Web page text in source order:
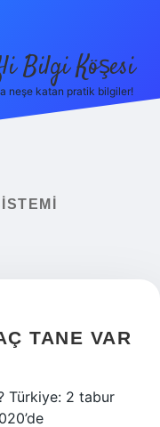
Bilgi Köşesi
neşe katan pratik bilgiler!
TANE VAR
Türkiye: 2 tabur